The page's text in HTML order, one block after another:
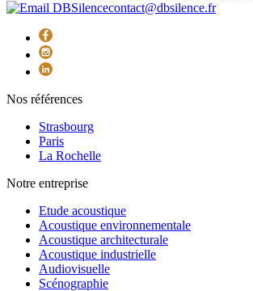
contact@dbsilence.fr
Nos références
Strasbourg
Paris
La Rochelle
Notre entreprise
Etude acoustique
Acoustique environnementale
Acoustique architecturale
Acoustique industrielle
Audiovisuelle
Scénographie